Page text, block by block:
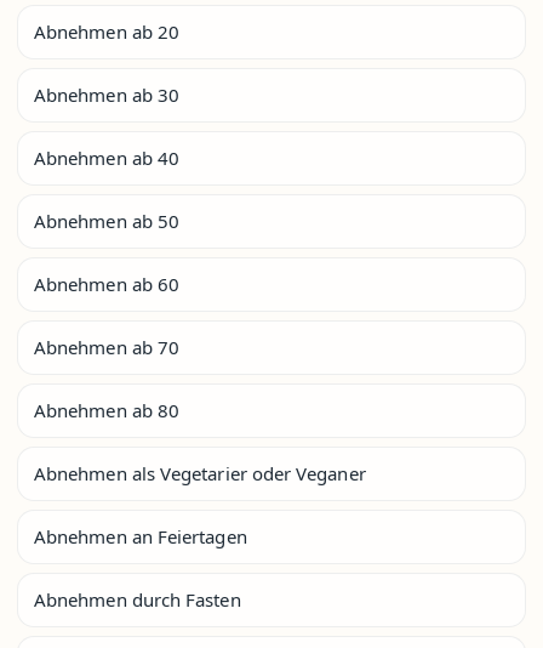
Abnehmen ab 20
Abnehmen ab 30
Abnehmen ab 40
Abnehmen ab 50
Abnehmen ab 60
Abnehmen ab 70
Abnehmen ab 80
Abnehmen als Vegetarier oder Veganer
Abnehmen an Feiertagen
Abnehmen durch Fasten